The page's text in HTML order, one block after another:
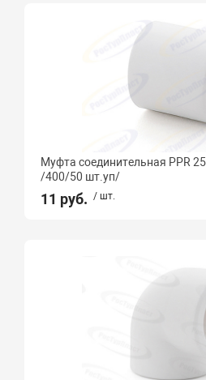
Бессвинцовая латунь
Латунь CW617N
Пластик
Муфта соединительная PPR
/400/50 шт.уп/
11 руб. / шт.